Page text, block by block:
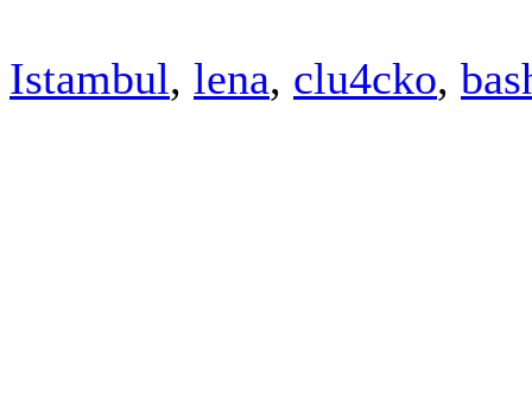
Istambul, lena, clu4cko,